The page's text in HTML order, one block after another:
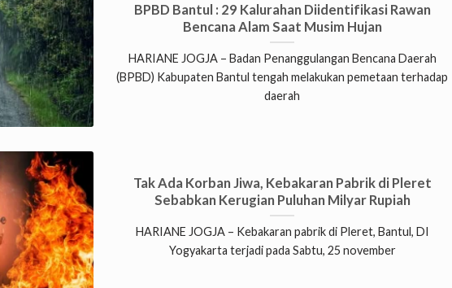
BPBD Bantul : 29 Kalurahan Diidentifikasi Rawan
Bencana Alam Saat Musim Hujan
HARIANE JOGJA – Badan Penanggulangan Bencana Daerah
(BPBD) Kabupaten Bantul tengah melakukan pemetaan terhadap
daerah
Tak Ada Korban Jiwa, Kebakaran Pabrik di Pleret
Sebabkan Kerugian Puluhan Milyar Rupiah
HARIANE JOGJA – Kebakaran pabrik di Pleret, Bantul, DI
Yogyakarta terjadi pada Sabtu, 25 november